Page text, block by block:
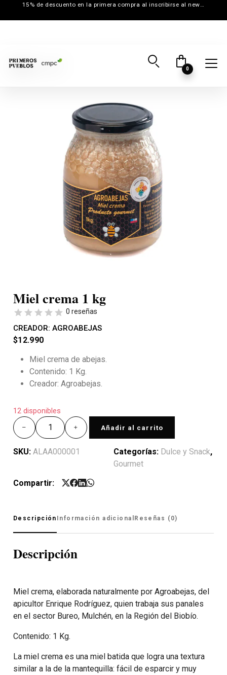
15% de descuento en la primera compra al inscribirse al newsletter
0
Miel crema 1 kg
0 reseñas
CREADOR: AGROABEJAS
$12.990
Miel crema de abejas.
Contenido: 1 Kg.
Creador: Agroabejas.
12 disponibles
Añadir al carrito
SKU: ALAA000001 Categorías: Dulce y Snack,
Gourmet
Compartir:
Descripción Información adicional Reseñas (0)
Descripción
Miel crema, elaborada naturalmente por Agroabejas, del
apicultor Enrique Rodríguez, quien trabaja sus panales
en el sector Bureo, Mulchén, en la Región del Biobío.
Contenido: 1 Kg.
La miel crema es una miel batida que logra una textura
similar a la de la mantequilla: fácil de esparcir y muy